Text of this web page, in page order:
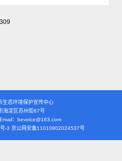
生态环境保护宣传中心
海淀区苏州街67号
：bevoice@163.com
-3 京公网安备11010802024537号